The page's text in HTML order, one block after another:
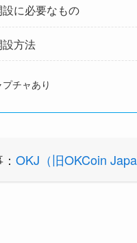
に必要なもの
方法
チャあり
OKJ（旧OKCoin